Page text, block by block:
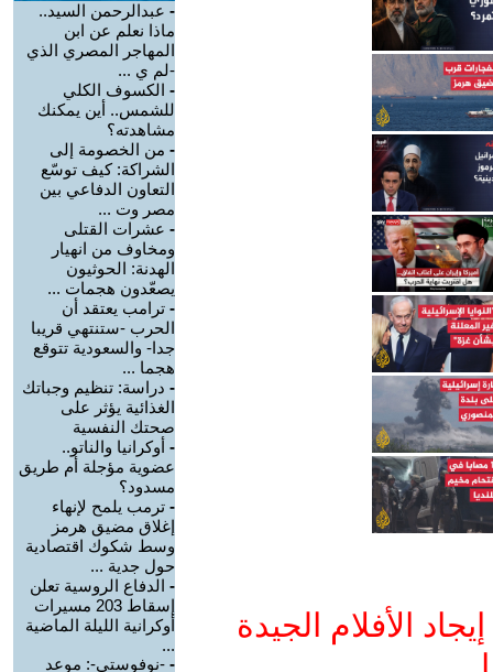
الأفلام الجيدة
- عبدالرحمن السيد..
ماذا نعلم عن ابن
المهاجر المصري الذي
-لم ي ...
- الكسوف الكلي
للشمس.. أين يمكنك
مشاهدته؟
- من الخصومة إلى
الشراكة: كيف توسّع
التعاون الدفاعي بين
مصر وت ...
- عشرات القتلى
ومخاوف من انهيار
الهدنة: الحوثيون
يصعّدون هجمات ...
- ترامب يعتقد أن
الحرب -ستنتهي قريبا
جدا- والسعودية تتوقع
هجما ...
- دراسة: تنظيم وجباتك
الغذائية يؤثر على
صحتك النفسية
- أوكرانيا والناتو..
عضوية مؤجلة أم طريق
مسدود؟
- ترمب يلمح لإنهاء
إغلاق مضيق هرمز
وسط شكوك اقتصادية
حول جدية ...
- الدفاع الروسية تعلن
إسقاط 203 مسيرات
أوكرانية الليلة الماضية
...
- -نوفوستي-: موعد